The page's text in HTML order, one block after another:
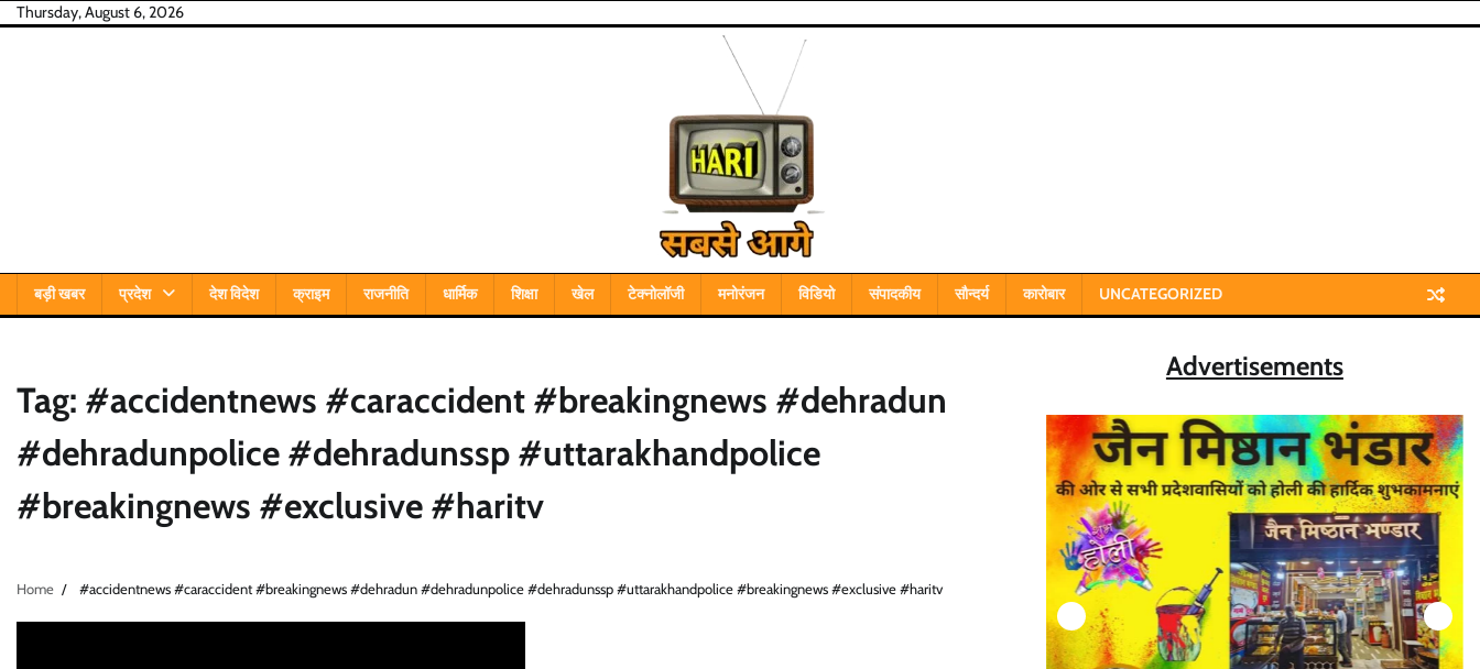
SkipThursday, August 6, 2026
बड़ी खबर प्रदेश देश विदेश क्राइम राजनीति धार्मिक शिक्षा खेल टेक्नोलॉजी मनोरंजन विडियो संपादकीय सौन्दर्य कारोबार UNCATEGORIZED
Tag: #accidentnews #caraccident #breakingnews #dehradun
#dehradunpolice #dehradunssp #uttarakhandpolice
#breakingnews #exclusive #haritv
Home #accidentnews #caraccident #breakingnews #dehradun #dehradunpolice #dehradunssp #uttarakhandpolice #breakingnews #exclusive #haritv
Advertisements